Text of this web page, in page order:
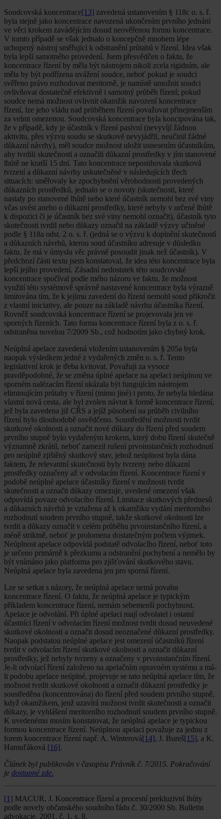
Soudcovská koncentrace[13] zavedená ustanovením § 118c o. s. ř.
byla stejně jako koncentrace navozená ukončením prvního jednání
ve věci krokem zavádějícím dosud neověřenou formu koncentrace.
V tomto případě se však jednalo o koncepčně mnohem lépe
uchopený nástroj směřující k odstranění průtahů v řízení. Idea však
byla lepší samotného provedení. Jsem přesvědčen o faktu, že
koncentrace řízení by měla být nástrojem nikoli zcela rigidním, ale
měla by být podřízena uvážení soudce, neboť pokud je soudci
svěřeno právo rozhodovat meritorně, je namístě umožnit soudci
ovlivňovat dostatečně efektivně i samotný průběh řízení; pokud
soudce nemá možnost ovlivnit okamžik navození koncentrace
řízení, lze jeho vládu nad průběhem řízení považovat přinejmenším
za velmi omezenou. Soudcovská koncentrace byla koncipována tak,
že v případě, kdy je účastník v řízení pasivní (nevyvíjí žádnou
aktivitu, přes výzvu soudu se skutkově nevyjádřil, neučinil žádné
důkazní návrhy), měl soudce možnost uložit usnesením účastníkům,
aby tvrdili skutečnosti a označili důkazní prostředky v jím stanovené
lhůtě ne kratší 15 dní. Tato koncentrace nepostihovala skutková
tvrzení a důkazní návrhy uskutečněné v následujících třech
situacích: směřovaly ke zpochybnění věrohodnosti provedených
důkazních prostředků, jednalo se o novoty (skutečnosti, které
nastaly po stanovené lhůtě nebo které účastník nemohl bez své viny
včas uvést anebo o důkazní prostředky, které nebyly v určené lhůtě
k dispozici či je účastník bez své viny nemohl označit), účastník tyto
skutečnosti tvrdil nebo důkazy označil na základě výzvy učiněné
podle § 118a odst. 2 o. s. ř. (jedná se o výzvu k doplnění skutečností
a důkazních návrhů, kterou soud účastníku adresuje v důsledku
faktu, že má v úmyslu věc právně posoudit jinak než účastník). V
předchozí části textu jsem konstatoval, že idea této koncentrace byla
lepší jejího provedení. Zásadní nedostatek této soudcovské
koncentrace spočíval podle mého názoru ve faktu, že možnost
využití této systémově správně nastavené koncentrace byla výrazně
limitována tím, že k jejímu zavedení do řízení nemohl soud přikročit
z vlastní iniciativy, ale pouze na základě návrhu účastníka řízení.
Rovněž soudcovská koncentrace řízení se projevovala jen ve
sporných řízeních. Tato forma koncentrace řízení byla z o. s. ř.
odstraněna novelou 7/2009 Sb., což hodnotím jako chybný krok.
Neúplná apelace zavedená vložením ustanovením § 205a byla
naopak výsledkem jedné z vydařených změn o. s. ř. Tento
legislativní krok je třeba kvitovat. Považuji za vysoce
pravděpodobné, že se změna úplné apelace na apelaci neúplnou ve
sporném nalézacím řízení ukázala být fungujícím nástrojem
eliminujícím průtahy v řízení (mimo jiné) i proto, že nebyla hledána
vlastní nová cesta, ale byl zvolen návrat k formě koncentrace řízení,
jež byla zavedena již CŘS a jejíž působení na průběh civilního
řízení bylo dlouhodobě osvědčeno. Soustředění možnosti tvrdit
skutkové okolnosti a označit nové důkazy do řízení před soudem
prvního stupně bylo vydařeným krokem, který dobu řízení skutečně
významně zkrátil, neboť zamezil rušení prvoinstančních rozhodnutí
pro neúplně zjištěný skutkový stav, jehož neúplnost byla dána
faktem, že relevantní skutečnosti byly tvrzeny nebo důkazní
prostředky označeny až v odvolacím řízení. Koncentrace řízení v
podobě neúplné apelace účastníky řízení v možnosti tvrdit
skutečnosti a označit důkazy omezuje, uvedené omezení však
odpovídá povaze odvolacího řízení. Limitace skutkových přednesů
a důkazních návrhů je vztažena až k okamžiku vydání meritorního
rozhodnutí soudem prvního stupně, takže skutkové okolnosti lze
tvrdit a důkazy označit v celém průběhu prvoinstančního řízení, a
méně striktně, neboť je prolomena dostatečným počtem výjimek.
Neúplnost apelace odpovídá podstatě odvolacího řízení, neboť toto
je určeno primárně k přezkumu a odstranění pochybení a nemělo by
být vnímáno jako platforma pro zjišťování skutkového stavu.
Neúplná apelace byla zavedena jen pro sporná řízení.
Lze se setkat s názory, že neúplná apelace nemá povahu
koncentrace řízení. O faktu, že neúplná apelace je typickým
příkladem koncentrace řízení, nemám sebemenší pochybnost.
Apelace je odvolání. Při úplné apelaci mají odvolatel i ostatní
účastníci řízení v odvolacím řízení možnost tvrdit dosud neuvedené
skutkové okolnosti a označit dosud neoznačené důkazní prostředky.
Naopak podstatou neúplné apelace jest omezení účastníků řízení
tvrdit v odvolacím řízení skutkové okolnosti a označit důkazní
prostředky, jež nebyly tvrzeny a označeny v prvoinstančním řízení.
Je-li odvolací řízení založeno na apelačním opravném systému a má-
li podobu apelace neúplné, projevuje se tato neúplná apelace tím, že
možnost tvrdit skutkové okolnosti a označit důkazní prostředky je
soustředěna (koncentrována) do řízení před soudem prvního stupně,
když okamžikem, jenž uzavírá možnost tvrdit skutečnosti a označit
důkazy, je vyhlášení meritorního rozhodnutí soudem prvního stupně.
K uvedenému musím konstatovat, že neúplná apelace je typickou
formou koncentrace řízení. Neúplnou apelaci považuje za jednu z
forem koncentrace řízení např. A. Winterová[14], J. Bureš[15], a K.
Hamuľáková [16].
Článek byl publikován v časopisu Právník č. 7/2015. Pokračování
je dostupné zde.
[1] MACUR, J. Koncentrace řízení a procesní prekluzivní lhůty
podle novely občanského soudního řádu č. 30/2000 Sb. Bulletin
advokacie. 2001, č. 1, s. 8.